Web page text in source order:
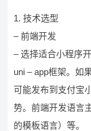
1. 技术选型
– 前端开发
– 选择适合小程序
uni – app框架。如
可能发布到支付宝
势。前端开发语言
的模板语言）等。